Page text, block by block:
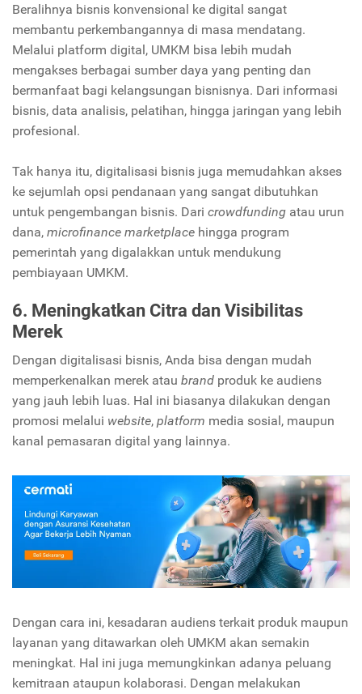
Beralihnya bisnis konvensional ke digital sangat
membantu perkembangannya di masa mendatang.
Melalui platform digital, UMKM bisa lebih mudah
mengakses berbagai sumber daya yang penting dan
bermanfaat bagi kelangsungan bisnisnya. Dari informasi
bisnis, data analisis, pelatihan, hingga jaringan yang lebih
profesional.
Tak hanya itu, digitalisasi bisnis juga memudahkan akses
ke sejumlah opsi pendanaan yang sangat dibutuhkan
untuk pengembangan bisnis. Dari crowdfunding atau urun
dana, microfinance marketplace hingga program
pemerintah yang digalakkan untuk mendukung
pembiayaan UMKM.
6. Meningkatkan Citra dan Visibilitas
Merek
Dengan digitalisasi bisnis, Anda bisa dengan mudah
memperkenalkan merek atau brand produk ke audiens
yang jauh lebih luas. Hal ini biasanya dilakukan dengan
promosi melalui website, platform media sosial, maupun
kanal pemasaran digital yang lainnya.
Dengan cara ini, kesadaran audiens terkait produk maupun
layanan yang ditawarkan oleh UMKM akan semakin
meningkat. Hal ini juga memungkinkan adanya peluang
kemitraan ataupun kolaborasi. Dengan melakukan